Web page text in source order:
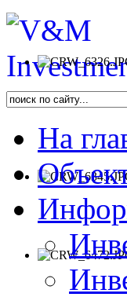
На